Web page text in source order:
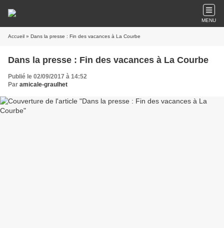
MENU
Accueil » Dans la presse : Fin des vacances à La Courbe
Dans la presse : Fin des vacances à La Courbe
Publié le 02/09/2017 à 14:52
Par amicale-graulhet